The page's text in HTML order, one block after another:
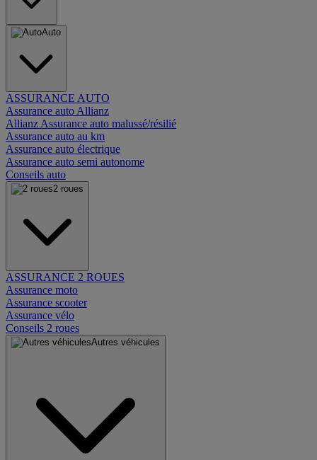
Auto
ASSURANCE AUTO
Assurance auto Allianz
Allianz Assurance auto malussé/résilié
Assurance auto au km
Assurance auto électrique
Assurance auto semi autonome
Conseils auto
2 roues
ASSURANCE 2 ROUES
Assurance moto
Assurance scooter
Assurance vélo
Conseils 2 roues
Autres véhicules